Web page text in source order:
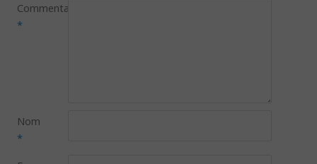
Commentaire
*
Nom
*